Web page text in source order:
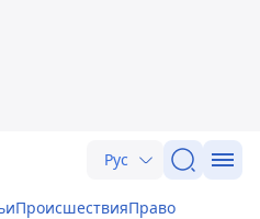
Рус
ПроисшествияПраво